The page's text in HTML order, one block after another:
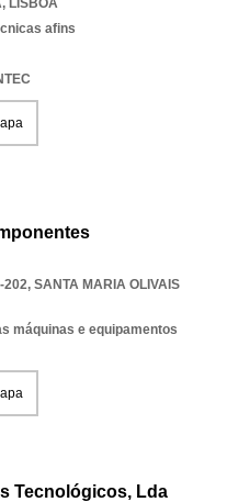
, LISBOA
afins
202, SANTA MARIA OLIVAIS
máquinas e equipamentos
Tecnológicos, Lda